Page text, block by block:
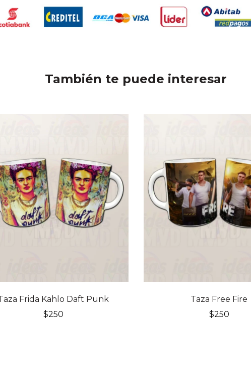
También te puede interesar
Frida Kahlo Daft Punk
$250
Taza Free Fire
$250